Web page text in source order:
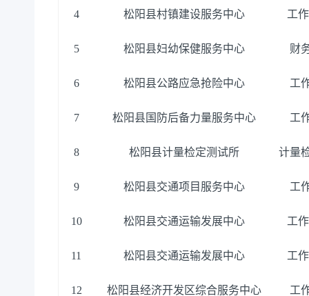
4 松阳县村镇建设服务中心 工
5 松阳县妇幼保健服务中心 财
6 松阳县公路应急抢险中心 工
7 松阳县国防后备力量服务中心 工
8 松阳县计量检定测试所 计量
9 松阳县交通项目服务中心 工
10 松阳县交通运输发展中心 工
11 松阳县交通运输发展中心 工
12 松阳县经济开发区综合服务中心 工